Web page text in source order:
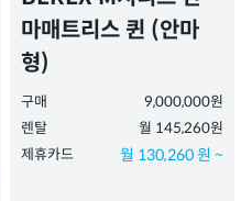
마매트리스 퀸 (안마
형)
구매
9,000,000원
렌탈
월 145,260원
제휴카드
월 130,260 원 ~